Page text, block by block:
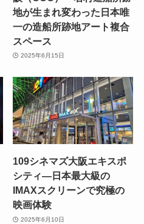
地が生まれ変わった日本唯
一の造船所跡地アート複合
スペース
2025年6月15日
109シネマズ大阪エキスポ
シティ—日本最大級の
IMAXスクリーンで究極の
映画体験
2025年6月10日